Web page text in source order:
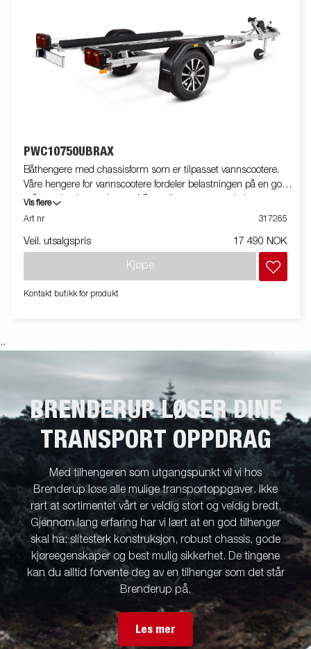
PWC10750UBRAX
Båthengere med chassisform som er tilpasset vannscootere.
Våre hengere for vannscootere fordeler belastningen på en god
måte og beskytter skroget. Vårt unike system med ekstremt
effektive glideskinner gjør det enkelt å laste og lesse din
svinges utover for sjøsetting eller opptak. Vognen som er vist på
Vis flere
Art nr
317265
Veil. utsalgspris 17 490 NOK
Kjøpe
Kontakt butikk for produkt
..
BRENDERUP LØSER DINE
TRANSPORT OPPDRAG
Med tilhengeren som utgangspunkt vil vi hos
Brenderup løse alle mulige transportoppgaver. Ikke
rart at sortimentet vårt er veldig stort og veldig bredt.
Gjennom lang erfaring har vi lært at en god tilhenger
skal ha: slitesterk konstruksjon, robust chassis, gode
kjøreegenskaper og best mulig sikkerhet. De tingene
kan du alltid forvente deg av en tilhenger som det står
Brenderup på.
Les mer